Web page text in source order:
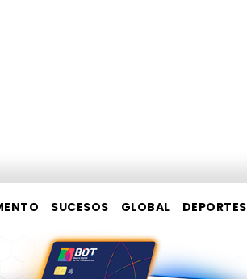
SUCESOS GLOBAL DEPORTES